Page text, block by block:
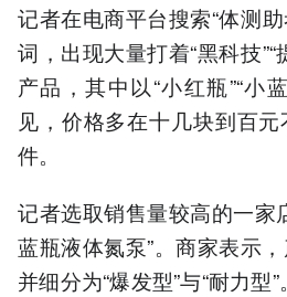
记者在电商平台搜索“体测助
词，出现大量打着“黑科技
产品，其中以“小红瓶”“小
见，价格多在十几块到百
件。
记者选取销售量较高的一家
蓝瓶液体氮泵”。商家表示
并细分为“爆发型”与“耐力型”